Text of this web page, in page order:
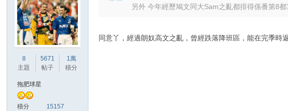
8
主題
5671
帖子
1萬
積分
拖肥球星
積分 15157
另外 今年經歷鳩文同大Sam之亂都排得係番第8
同意丫，經過朗奴高文之亂，曾經跌落降班區，能在完季時